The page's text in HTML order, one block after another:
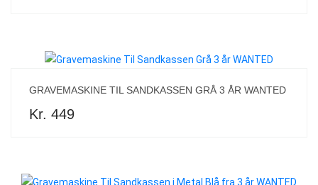
GRAVEMASKINE TIL SANDKASSEN GRÅ 3 ÅR WANTED
Kr. 449